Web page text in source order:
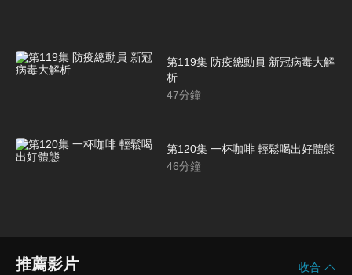
第119集 防疫總動員 新冠病毒大解
析
47分鐘
第120集 一杯咖啡 輕鬆喝出好體態
46分鐘
推薦影片 收合